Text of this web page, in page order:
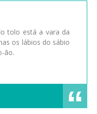
tolo está a vara da
os lábios do sábio
ão.